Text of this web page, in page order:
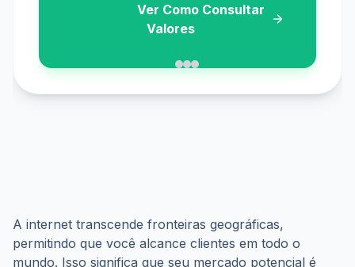
mundo. Isso significa que seu mercado potencial é
vasto e praticamente ilimitado.